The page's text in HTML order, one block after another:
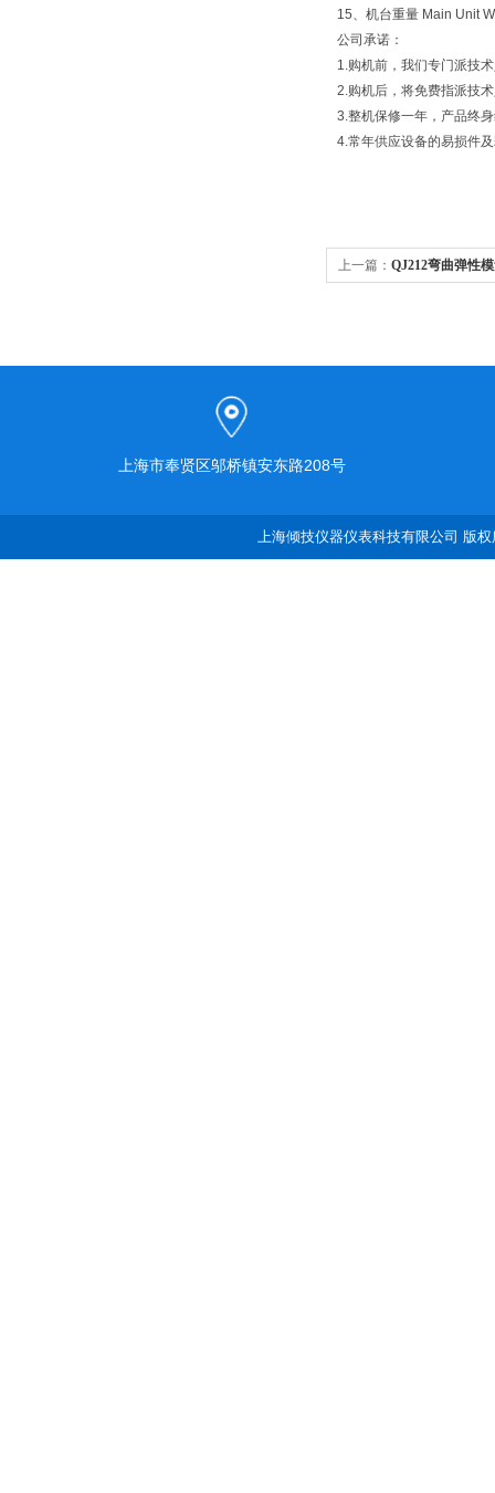
15、机台重量 Main
公司承诺：
1.购机前，我们专门派技
2.购机后，将免费指派技
3.整机保修一年，产品终
4.常年供应设备的易损件
上一篇： QJ212弯曲弹性
上海市奉贤区邬桥镇安东路208号
上海倾技仪器仪表科技有限公司 版